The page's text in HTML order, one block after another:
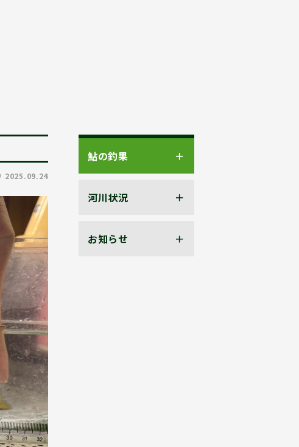
2025.09.24
鮎の釣果
河川状況
お知らせ